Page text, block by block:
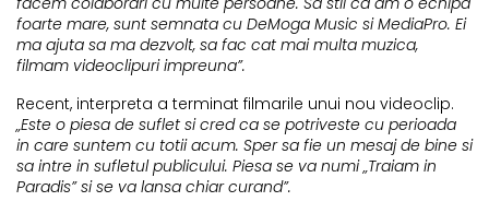
foarte mare, sunt semnata cu DeMoga Music si MediaPro. Ei
ma ajuta sa ma dezvolt, sa fac cat mai multa muzica,
filmam videoclipuri impreuna”.
Recent, interpreta a terminat filmarile unui nou videoclip.
„Este o piesa de suflet si cred ca se potriveste cu perioada
in care suntem cu totii acum. Sper sa fie un mesaj de bine si
sa intre in sufletul publicului. Piesa se va numi „Traiam in
Paradis” si se va lansa chiar curand”.